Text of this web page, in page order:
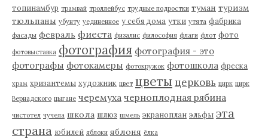
топинамбур трамвай троллейбус трудные подростки туман туризм
тюльпаны убунту уединенное у себя дома утки утята фабрика
фасады февраль фиеста физалис философия флаги флот фото
фотовыставка фотография фотография - это
фотографы фотокамеры фотокружок фотошкола фреска
храм хризантемы художник цвет цветы церковь цирк цирк
Вернадского цыгане черемуха черноплодная рябина
чистотел чучела школа шлюз шмель экраноплан эльфы эта
страна юбилей яблоки яблоня ёлка